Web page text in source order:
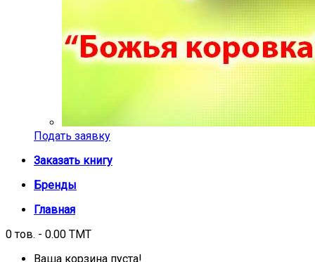
Подать заявку
Заказать книгу
Бренды
Главная
0 тов. - 0.00 TMT
Ваша корзина пуста!